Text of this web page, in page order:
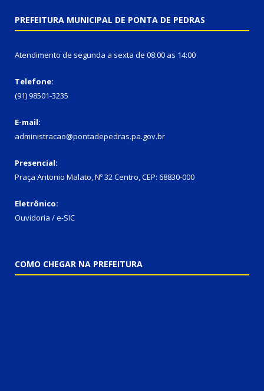
PREFEITURA MUNICIPAL DE PONTA DE PEDRAS
Atendimento de segunda a sexta de 08:00 as 14:00
Telefone:
(91) 98501-3235
E-mail:
administracao@pontadepedras.pa.gov.br
Presencial:
Praça Antonio Malato, Nº 32 Centro, CEP: 68830-000
Eletrônico:
Ouvidoria / e-SIC
COMO CHEGAR NA PREFEITURA